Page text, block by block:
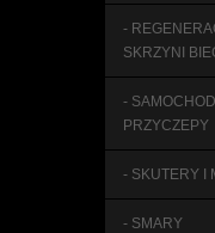
-
SKRZYNI
-
PRZYCZEPY
- SKUTERY I
- SMARY